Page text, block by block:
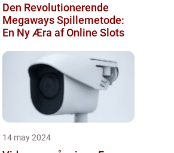
Den Revolutionerende
Megaways Spillemetode:
En Ny Æra af Online Slots
14 may 2024